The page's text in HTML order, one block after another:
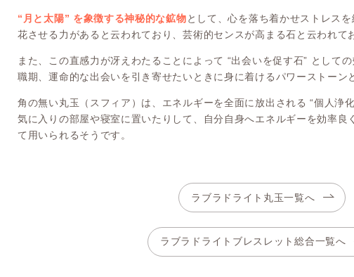
“月と太陽” を象徴する神秘的な鉱物として、心を落ち着かせストレス
花させる力があると云われており、芸術的センスが高まる石と云われて
また、この直感力が冴えわたることによって “出会いを促す石” として
職期、運命的な出会いを引き寄せたいときに身に着けるパワーストーン
角の無い丸玉（スフィア）は、エネルギーを全面に放出される “個人浄
気に入りの部屋や寝室に置いたりして、自分自身へエネルギーを効率良
て用いられるそうです。
ラブラドライト丸玉一覧へ
ラブラドライトブレスレット総合一覧へ